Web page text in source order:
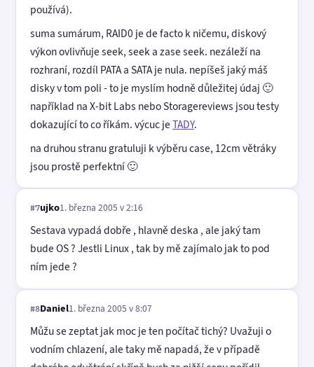
používá).
suma sumárum, RAID0 je de facto k ničemu, diskový
výkon ovlivňuje seek, seek a zase seek. nezáleží na
rozhraní, rozdíl PATA a SATA je nula. nepíšeš jaký máš
disky v tom poli - to je myslím hodně důležitej údaj 🙂
například na X-bit Labs nebo Storagereviews jsou testy
dokazující to co říkám. výcuc jeTADY.
na druhou stranu gratuluji k výběru case, 12cm větráky
jsou prostě perfektní 🙂
#7ujko1. března 2005 v 2:16
Sestava vypadá dobře , hlavně deska , ale jaký tam
bude OS ? Jestli Linux , tak by mě zajímalo jak to pod
ním jede ?
#8Daniel1. března 2005 v 8:07
Můžu se zeptat jak moc je ten počítač tichý? Uvažuji o
vodním chlazení, ale taky mě napadá, že v případě